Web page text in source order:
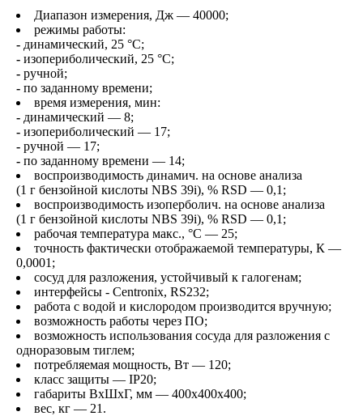
Диапазон измерения, Дж — 40000;
режимы работы:
- динамический, 25 °С;
- изопериболический, 25 °С;
- ручной;
- по заданному времени;
время измерения, мин:
- динамический — 8;
- изопериболический — 17;
- ручной — 17;
- по заданному времени — 14;
воспроизводимость динамич. на основе анализа
(1 г бензойной кислоты NBS 39i), % RSD — 0,1;
воспроизводимость изоперболич. на основе анализа
(1 г бензойной кислоты NBS 39i), % RSD — 0,1;
рабочая температура макс., °C — 25;
точность фактически отображаемой температуры, К —
0,0001;
сосуд для разложения, устойчивый к галогенам;
интерфейсы - Centronix, RS232;
работа с водой и кислородом производится вручную;
возможность работы через ПО;
возможность использования сосуда для разложения с
одноразовым тиглем;
потребляемая мощность, Вт — 120;
класс защиты — IP20;
габариты ВхШхГ, мм — 400x400x400;
вес, кг — 21.